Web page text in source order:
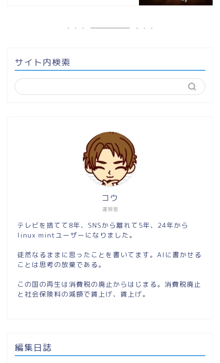
サイト内検索
運営者
コウ
テレビを捨てて8年、SNSから離れて5年、24年から
linux mintユーザーになりました。
徒然なるままに思ったことを書いてます。AIに書かせる
ことは思考の放棄である。
この国の再生は消費税の廃止からはじまる。消費税廃止
と社会保険料の減額で賃上げ、賃上げ。
編集日誌